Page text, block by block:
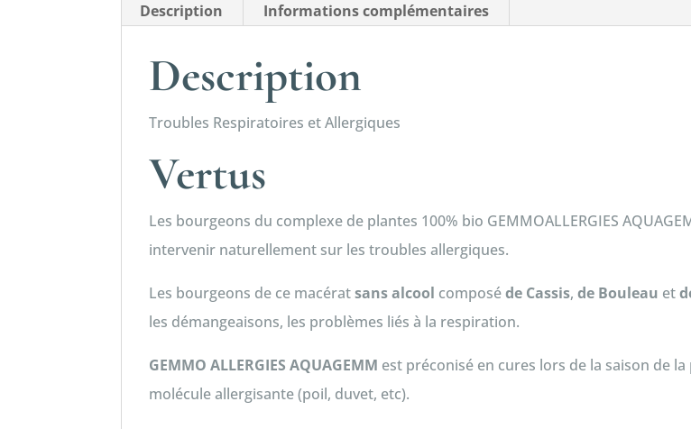
Description Informations complémentaires
Description
Troubles Respiratoires et Allergiques
Vertus
Les bourgeons du complexe de plantes 100% bio GEMMOALLERGIES
intervenir naturellement sur les troubles allergiques.
Les bourgeons de ce macératsans alcool composéde Cassis,de Bouleau et
les démangeaisons, les problèmes liés à la respiration.
GEMMO ALLERGIES AQUAGEMM est préconisé en cures lors de la saison de
molécule allergisante (poil, duvet, etc).